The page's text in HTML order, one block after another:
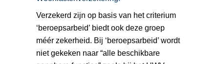
Verzekerd zijn op basis van het criterium
‘beroepsarbeid’ biedt ook deze groep
méér zekerheid. Bij ‘beroepsarbeid’ wordt
niet gekeken naar “alle beschikbare